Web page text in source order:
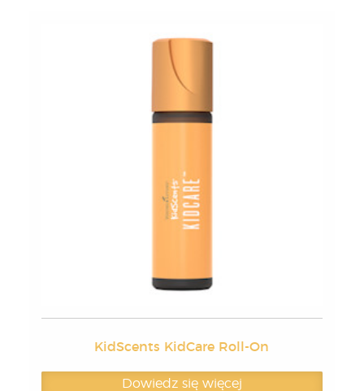
KidScents KidCare Roll-On
Dowiedz się więcej